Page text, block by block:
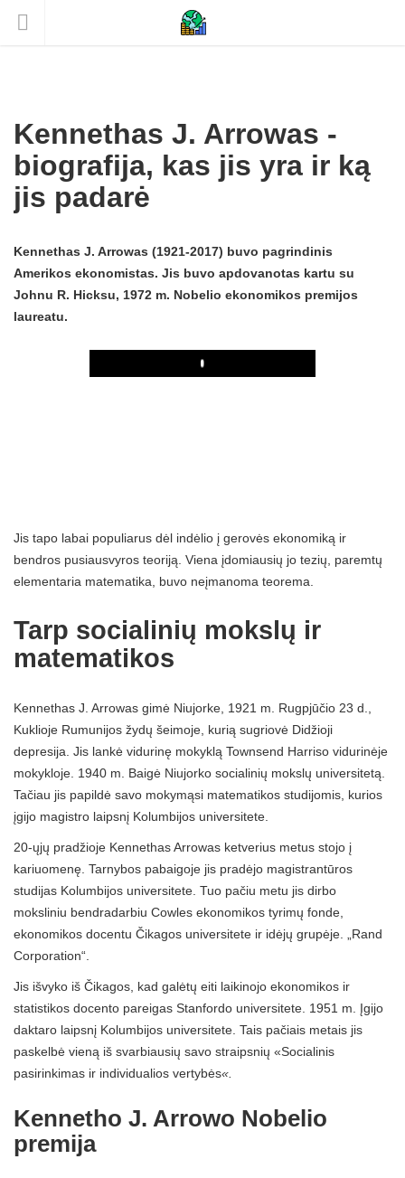
Kennethas J. Arrowas -
biografija, kas jis yra ir ką
jis padarė
Kennethas J. Arrowas (1921-2017) buvo pagrindinis
Amerikos ekonomistas. Jis buvo apdovanotas kartu su
Johnu R. Hicksu, 1972 m. Nobelio ekonomikos premijos
laureatu.
Play
Jis tapo labai populiarus dėl indėlio į gerovės ekonomiką ir
bendros pusiausvyros teoriją. Viena įdomiausių jo tezių, paremtų
elementaria matematika, buvo neįmanoma teorema.
Tarp socialinių mokslų ir
matematikos
Kennethas J. Arrowas gimė Niujorke, 1921 m. Rugpjūčio 23 d.,
Kuklioje Rumunijos žydų šeimoje, kurią sugriovė Didžioji
depresija. Jis lankė vidurinę mokyklą Townsend Harriso vidurinėje
mokykloje. 1940 m. Baigė Niujorko socialinių mokslų universitetą.
Tačiau jis papildė savo mokymąsi matematikos studijomis, kurios
įgijo magistro laipsnį Kolumbijos universitete.
20-ųjų pradžioje Kennethas Arrowas ketverius metus stojo į
kariuomenę. Tarnybos pabaigoje jis pradėjo magistrantūros
studijas Kolumbijos universitete. Tuo pačiu metu jis dirbo
moksliniu bendradarbiu Cowles ekonomikos tyrimų fonde,
ekonomikos docentu Čikagos universitete ir idėjų grupėje.
„Rand
Corporation“.
Jis išvyko iš Čikagos, kad galėtų eiti laikinojo ekonomikos ir
statistikos docento pareigas Stanfordo universitete. 1951 m. Įgijo
daktaro laipsnį Kolumbijos universitete. Tais pačiais metais jis
paskelbė vieną iš svarbiausių savo straipsnių «Socialinis
pasirinkimas ir individualios vertybės«.
Kennetho J. Arrowo Nobelio
premija